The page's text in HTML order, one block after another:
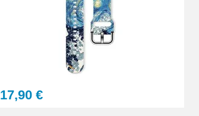
Ajouter au panier
17,90 €